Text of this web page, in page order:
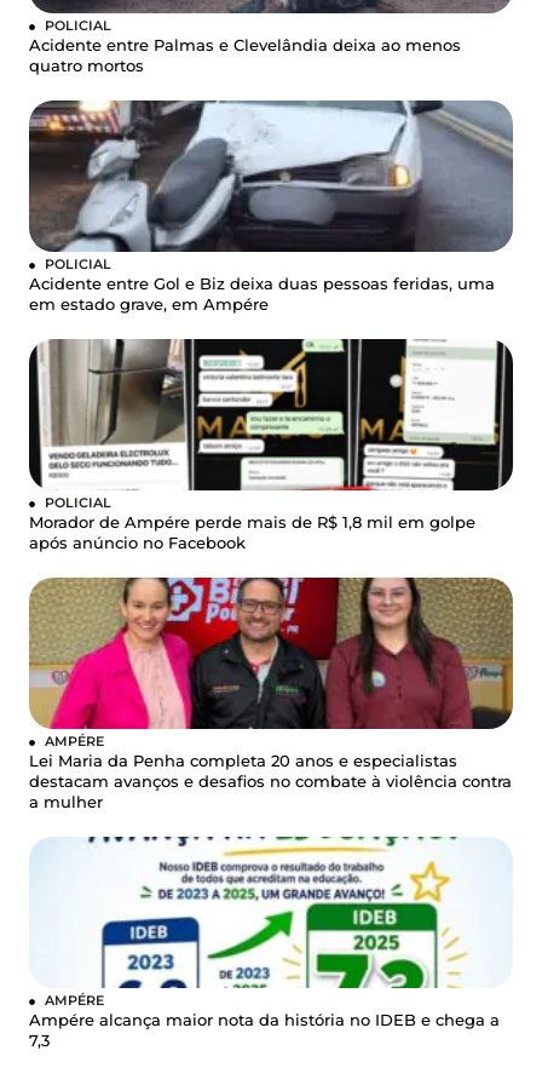
POLICIAL
Acidente entre Palmas e Clevelândia deixa ao menos
quatro mortos
POLICIAL
Acidente entre Gol e Biz deixa duas pessoas feridas, uma
em estado grave, em Ampére
POLICIAL
Morador de Ampére perde mais de R$ 1,8 mil em golpe
após anúncio no Facebook
AMPÉRE
Lei Maria da Penha completa 20 anos e especialistas
destacam avanços e desafios no combate à violência contra
a mulher
AMPÉRE
Ampére alcança maior nota da história no IDEB e chega a
7,3